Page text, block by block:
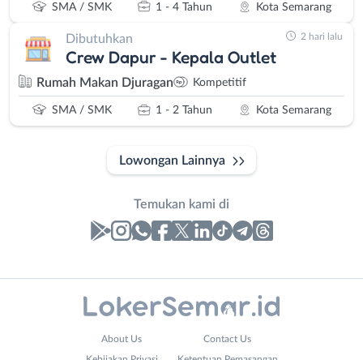
SMA / SMK 1 - 4 Tahun Kota Semarang
Dibutuhkan
Crew Dapur - Kepala Outlet
Rumah Makan Djuragan Kompetitif
SMA / SMK 1 - 2 Tahun Kota Semarang
2 hari lalu
Lowongan Lainnya
Temukan kami di
About Us Contact Us